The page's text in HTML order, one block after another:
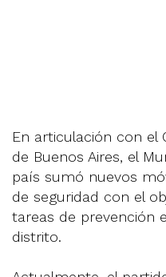
En articulación con el
de Buenos Aires, el
país sumó nuevos
de seguridad con el
tareas de prevención
distrito.